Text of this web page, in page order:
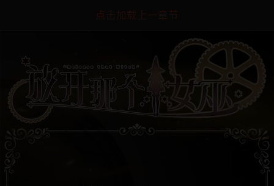
点击加载上一章节